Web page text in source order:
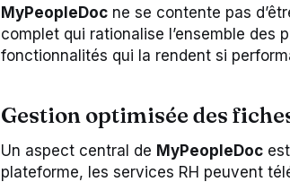
MyPeopleDoc ne se contente pas
complet qui rationalise l’ensemble des
fonctionnalités qui la rendent si
Gestion optimisée des
Un aspect central de MyPeopleDoc
plateforme, les services RH peuvent